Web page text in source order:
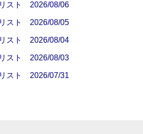
スト 2026/08/06
スト 2026/08/05
スト 2026/08/04
スト 2026/08/03
スト 2026/07/31